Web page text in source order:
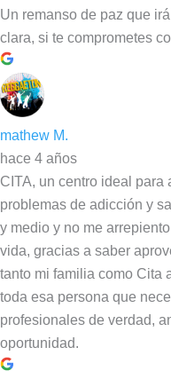
Un remanso de paz que
clara, si te comprometes
mathew M.
hace 4 años
CITA, un centro ideal para
problemas de adicción y
y medio y no me
vida, gracias a saber
tanto mi familia como Cita
toda esa persona que
profesionales de verdad,
oportunidad.